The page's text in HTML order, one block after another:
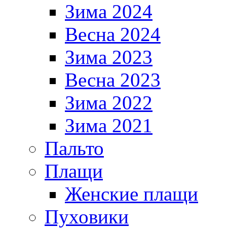
Зима 2024
Весна 2024
Зима 2023
Весна 2023
Зима 2022
Зима 2021
Пальто
Плащи
Женские плащи
Пуховики